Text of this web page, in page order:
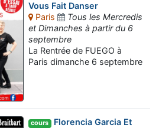
Vous Fait Danser
Paris
Tous les Mercredis
et Dimanches à partir du 6
septembre
La Rentrée de FUEGO à
Paris dimanche 6 septembre
cours Florencia Garcia Et